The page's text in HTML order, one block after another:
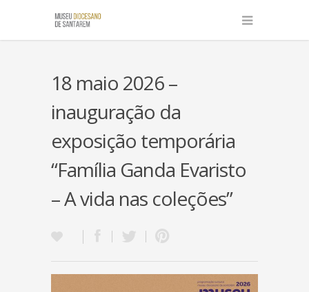
18 maio 2026 –
inauguração da
exposição temporária
“Família Ganda Evaristo
– A vida nas coleções”